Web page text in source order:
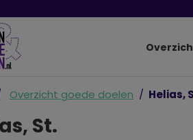
Overzicht goede doelen Helias,
St.